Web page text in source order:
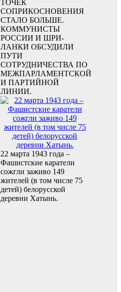
ТОЧЕК
СОПРИКОСНОВЕНИЯ
СТАЛО БОЛЬШЕ.
КОММУНИСТЫ
РОССИИ И ШРИ-
ЛАНКИ ОБСУДИЛИ
ПУТИ
СОТРУДНИЧЕСТВА ПО
МЕЖПАРЛАМЕНТСКОЙ
И ПАРТИЙНОЙ
ЛИНИИ.
22 марта 1943 года –
Фашистские каратели
сожгли заживо 149
жителей (в том числе 75
детей) белорусской
деревни Хатынь.